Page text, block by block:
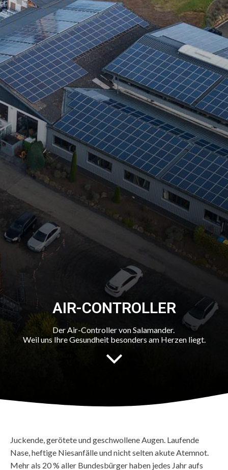
AIR-CONTROLLER
Der Air-Controller von Salamander.
Weil uns Ihre Gesundheit besonders am Herzen liegt.
Juckende, gerötete und geschwollene Augen. Laufende
Nase, heftige Niesanfälle und nicht selten akute Atemnot.
Mehr als 20 % aller Bundesbürger haben jedes Jahr aufs